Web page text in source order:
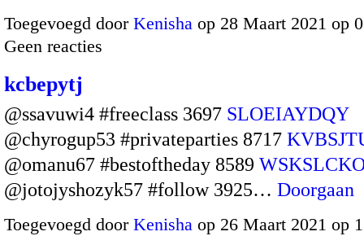
Toegevoegd door Kenisha op 28 Maart 2021 op
Geen reacties
kcbepytj
@ssavuwi4 #freeclass 3697 SLOEIAYDQY
@chyrogup53 #privateparties 8717
@omanu67 #bestoftheday 8589
@jotojyshozyk57 #follow 3925… Doorgaan
Toegevoegd door Kenisha op 26 Maart 2021 op